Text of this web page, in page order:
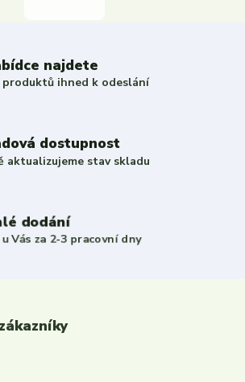
najdete
ihned k odeslání
dostupnost
aktualizujeme stav skladu
dodání
Vás za 2-3 pracovní dny